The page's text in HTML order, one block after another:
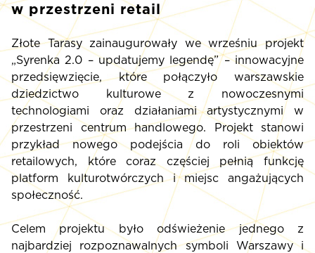
w przestrzeni retail
Złote Tarasy zainaugurowały we wrześniu projekt
„Syrenka 2.0 – updatujemy legendę” – innowacyjne
przedsięwzięcie, które połączyło warszawskie
dziedzictwo kulturowe z nowoczesnymi
technologiami oraz działaniami artystycznymi w
przestrzeni centrum handlowego. Projekt stanowi
przykład nowego podejścia do roli obiektów
retailowych, które coraz częściej pełnią funkcję
platform kulturotwórczych i miejsc angażujących
społeczność.
Celem projektu było odświeżenie jednego z
najbardziej rozpoznawalnych symboli Warszawy i